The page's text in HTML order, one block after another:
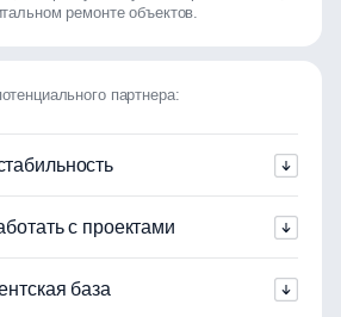
ремонте объектов.
партнера:
с проектами
база